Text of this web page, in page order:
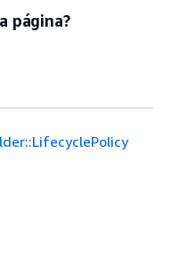
página?